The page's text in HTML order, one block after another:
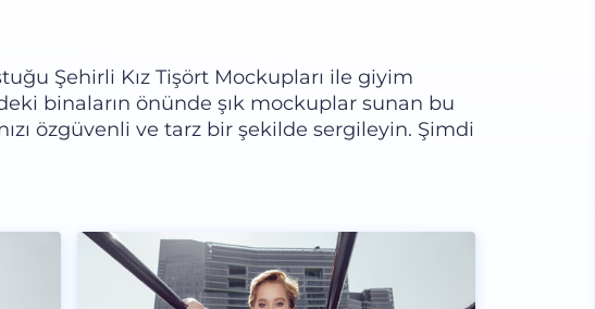
Şehirli Kız Tişört Mockupları ile giyim
binaların önünde şık mockuplar sunan bu
özgüvenli ve tarz bir şekilde sergileyin. Şimdi